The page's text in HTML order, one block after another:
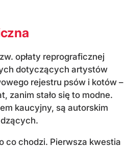
opłaty reprograficznej
dotyczących artystów
rejestru psów i kotów –
zanim stało się to modne.
kaucyjny, są autorskim
co chodzi. Pierwsza kwestia